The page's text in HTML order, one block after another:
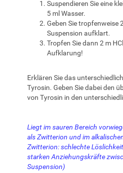
Suspendieren Sie eine
5 ml Wasser.
Geben Sie tropfenweise
Suspension aufklart.
Tropfen Sie dann 2 m
Aufklarung!
Erklären Sie das
Tyrosin. Geben Sie dabei den
von Tyrosin in den
Liegt im sauren Bereich
als Zwitterion und im
Zwitterion: schlechte
starken Anziehungskräfte
Suspension)